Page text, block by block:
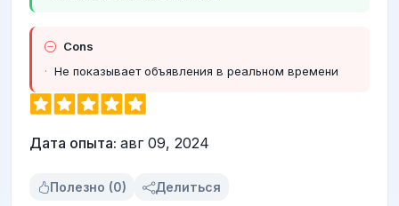
Cons
Не показывает объявления в реальном времени
Дата опыта: авг 09, 2024
Полезно (0) Делиться